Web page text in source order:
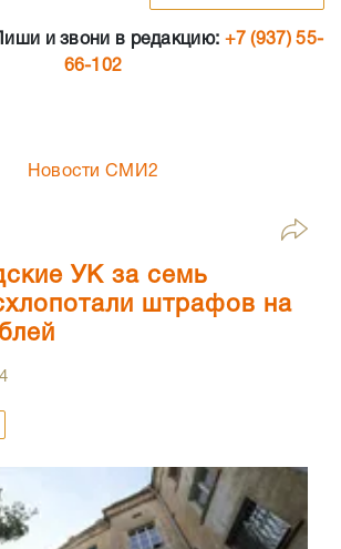
и звони в редакцию: +7 (937) 55-
66-102
Новости СМИ2
УК за семь
штрафов на